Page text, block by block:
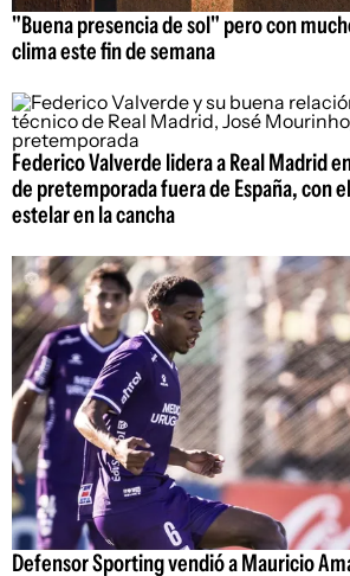
"Buena presencia de sol" pero con
clima este fin de semana
Federico Valverde lidera a Real Madrid
de pretemporada fuera de España, con
estelar en la cancha
Defensor Sporting vendió a Mauricio